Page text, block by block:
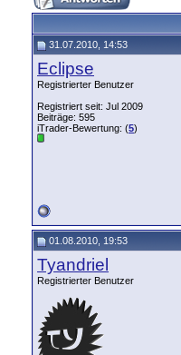
31.07.2010, 14:53
Eclipse
Registrierter Benutzer
Registriert seit: Jul 2009
Beiträge: 595
iTrader-Bewertung: (5)
01.08.2010, 19:53
Tyandriel
Registrierter Benutzer